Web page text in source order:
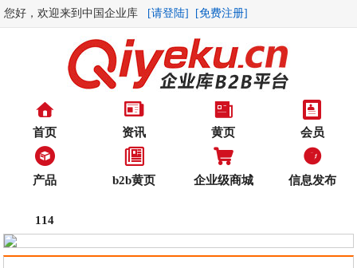
您好，欢迎来到中国企业库 [请登陆] [免费注册]
首页 资讯 黄页 会员
产品 b2b黄页 企业级商城 信息发布
114